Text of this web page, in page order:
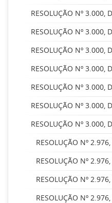
RESOLUÇÃO Nº 3.000,
RESOLUÇÃO Nº 3.000,
RESOLUÇÃO Nº 3.000,
RESOLUÇÃO Nº 3.000,
RESOLUÇÃO Nº 3.000,
RESOLUÇÃO Nº 3.000,
RESOLUÇÃO Nº 3.000,
RESOLUÇÃO Nº
RESOLUÇÃO Nº
RESOLUÇÃO Nº
RESOLUÇÃO Nº